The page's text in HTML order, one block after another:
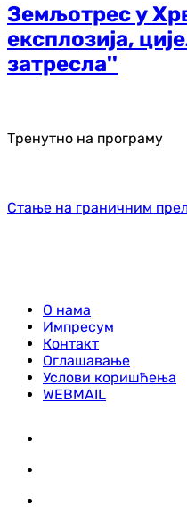
Земљотрес у
експлозија,
затресла''
Тренутно на програму
Стање на граничним
О нама
Импресум
Контакт
Оглашавање
Услови коришћења
WEBMAIL